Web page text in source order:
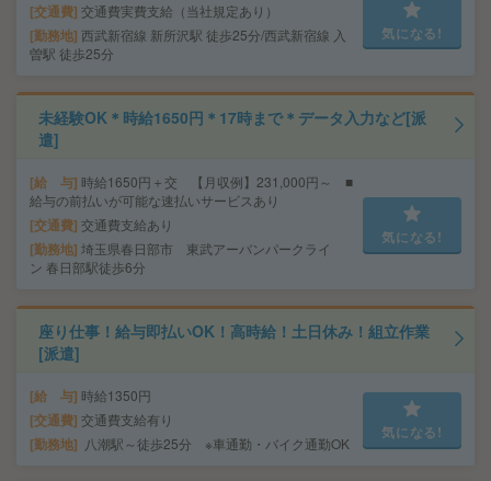
交通費 交通費実費支給（当社規定あり）
勤務地 西武新宿線 新所沢駅 徒歩25分/西武新宿線 入
曽駅 徒歩25分
気になる!
未経験OK＊時給1650円＊17時まで＊データ入力など[派
遣]
給 与 時給1650円＋交 【月収例】231,000円～ ■
給与の前払いが可能な速払いサービスあり
交通費 交通費支給あり
勤務地 埼玉県春日部市 東武アーバンパークライ
ン 春日部駅徒歩6分
気になる!
座り仕事！給与即払いOK！高時給！土日休み！組立作業
[派遣]
給 与 時給1350円
交通費 交通費支給有り
勤務地 八潮駅～徒歩25分 ※車通勤・バイク通勤OK
気になる!